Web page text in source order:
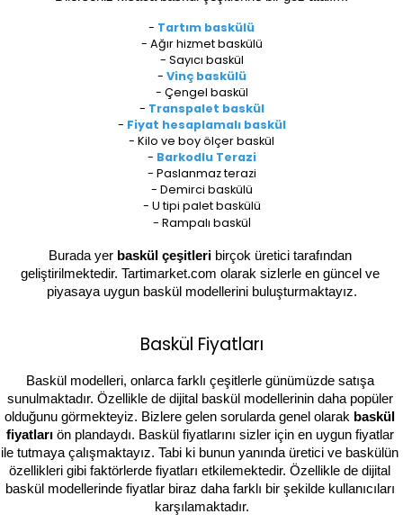
- Tartım baskülü
- Ağır hizmet baskülü
- Sayıcı baskül
- Vinç baskülü
- Çengel baskül
- Transpalet baskül
- Fiyat hesaplamalı baskül
- Kilo ve boy ölçer baskül
- Barkodlu Terazi
- Paslanmaz terazi
- Demirci baskülü
- U tipi palet baskülü
- Rampalı baskü
Burada yer baskül çeşitleri birçok üretici tarafından
geliştirilmektedir. Tartimarket.com olarak sizlerle en güncel ve
piyasaya uygun baskül modellerini buluşturmaktayız.
Baskül Fiyatları
Baskül modelleri, onlarca farklı çeşitlerle günümüzde satışa
sunulmaktadır. Özellikle de dijital baskül modellerinin daha popüler
olduğunu görmekteyiz. Bizlere gelen sorularda genel olarak baskül
fiyatları ön plandaydı. Baskül fiyatlarını sizler için en uygun fiyatlar
ile tutmaya çalışmaktayız. Tabi ki bunun yanında üretici ve baskülün
özellikleri gibi faktörlerde fiyatları etkilemektedir. Özellikle de dijital
baskül modellerinde fiyatlar biraz daha farklı bir şekilde kullanıcıları
karşılamaktadır.